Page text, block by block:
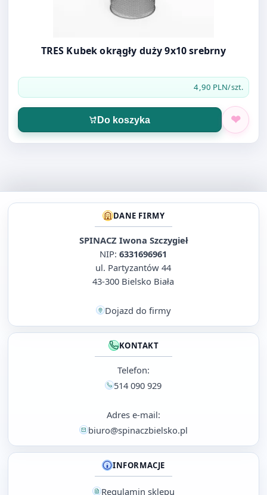
TRES Kubek okrągły duży 9x10 srebrny
4,90 PLN/szt.
Do koszyka
DANE FIRMY
SPINACZ Iwona Szczygieł
NIP:6331696961
ul. Partyzantów 44
43-300 Bielsko Biała
Dojazd do firmy
KONTAKT
Telefon:
514 090 929
Adres e-mail:
biuro@spinaczbielsko.pl
INFORMACJE
Regulamin sklepu